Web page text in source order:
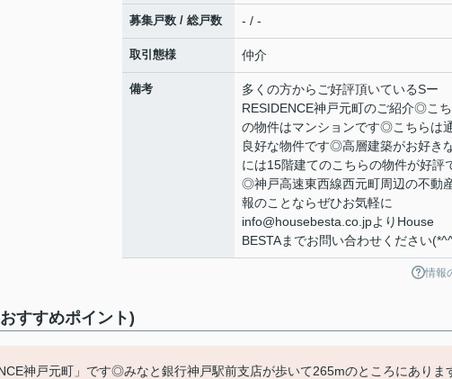
募集戸数 / 総戸数 - / -
取引態様 仲介
備考
多くの方からご好評頂いているSー
RESIDENCE神戸元町のご紹介◎こ
の物件はマンションです◎こちらは
良好な物件です◎高層建築がお好き
には15階建てのこちらの物件が好評
◎神戸高速東西線西元町周辺の不動
報のことならぜひお気軽に
info@housebesta.co.jpよりHouse
BESTAまでお問い合わせください
情報
すすめポイント)
神戸元町」です◎みなと銀行神戸駅前支店が歩いて265mのところにありま